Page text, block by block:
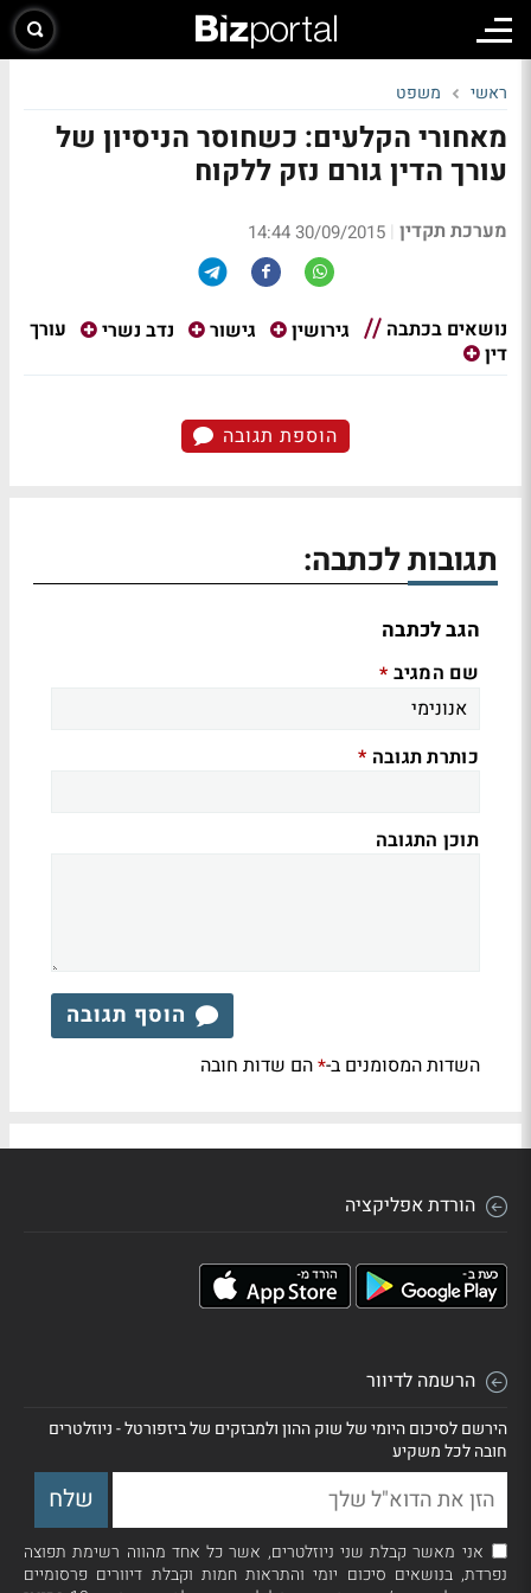
ראשי משפט
מאחורי הקלעים: כשחוסר הניסיון של
עורך הדין גורם נזק ללקוח
מערכת תקדין |
30/09/2015 14:44
נושאים בכתבה גירושין גישור נדב נשרי
עורך
דין
הוספת תגובה
תגובות לכתבה:
הגב לכתבה
שם המגיב *
כותרת תגובה *
תוכן התגובה
הוסף תגובה
השדות המסומנים ב-*הם שדות חובה
הורדת אפליקציה
הרשמה לדיוור
הירשם לסיכום היומי של שוק ההון ולמבזקים של ביזפורטל - ניוזלטרים
חובה לכל משקיע
אני מאשר קבלת שני ניוזלטרים, אשר כל אחד מהווה רשימת תפוצה
נפרדת, בנושאים סיכום יומי והתראות חמות וקבלת דיוורים פרסומיים